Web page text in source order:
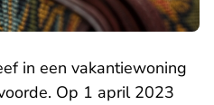
in een vakantiewoning
Op 1 april 2023